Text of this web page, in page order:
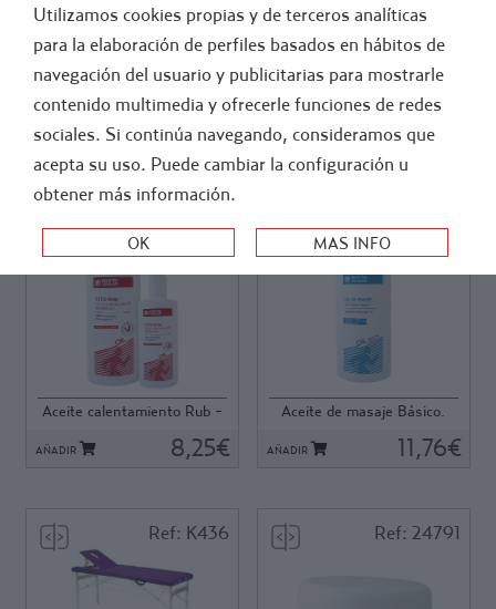
- BOTIQUIN
CREMAS, LOCIONES Y MASAJE
ORDEN:
Aceite calentamiento Rub -
AÑADIR 8,25€
Ref: 62808
Aceite especial para
calentamiento justo antes de
la realizar el esfuerzo físico.
Una pequeña cantidad de
aceite y un ligero masaje
prepara al atleta para obtener
su mejor rendimiento.
Aceite de masaje Básico.
AÑADIR 11,76€
Ref: 40151
Perfume neutro, ideal para
cualquier tipo de masaje,
especialmente para largas
sesiones de masaje entre
competiciones.
Envase de 500 ml
Ref: K436
Ref: K436
Ref: 24791
Utilizamos cookies propias y de terceros analíticas
para la elaboración de perfiles basados en hábitos de
navegación del usuario y publicitarias para mostrarle
contenido multimedia y ofrecerle funciones de redes
sociales. Si continúa navegando, consideramos que
acepta su uso. Puede cambiar la configuración u
obtener más información.